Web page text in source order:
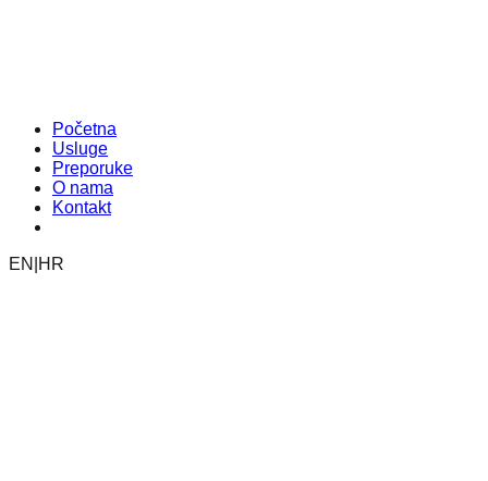
Početna
Usluge
Preporuke
O nama
Kontakt
EN HR